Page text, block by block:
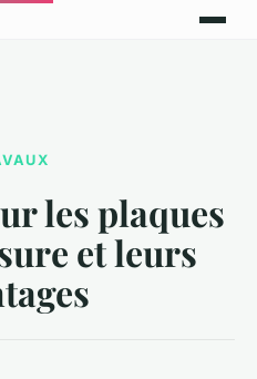
les plaques
et leurs